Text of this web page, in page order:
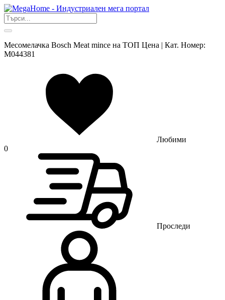
Месомелачка Bosch Meat mince на ТОП Цена | Кат. Номер:
M044381
Любими
0
Проследи